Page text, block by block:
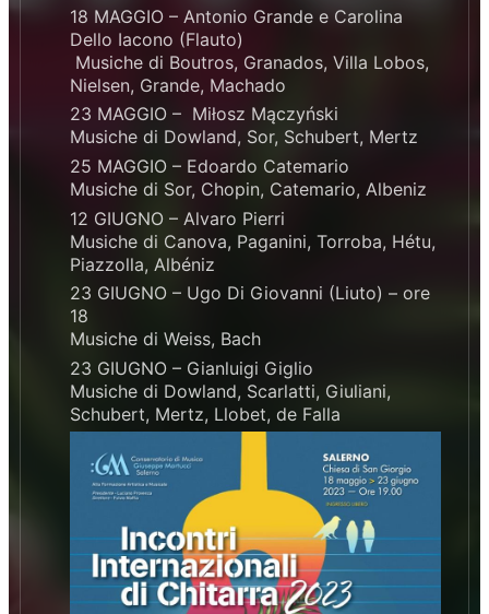
18 MAGGIO – Antonio Grande e Carolina
Dello Iacono (Flauto)
Musiche di Boutros, Granados, Villa Lobos,
Nielsen, Grande, Machado
23 MAGGIO – Miłosz Mączyński
Musiche di Dowland, Sor, Schubert, Mertz
25 MAGGIO – Edoardo Catemario
Musiche di Sor, Chopin, Catemario, Albeniz
12 GIUGNO – Alvaro Pierri
Musiche di Canova, Paganini, Torroba, Hétu,
Piazzolla, Albéniz
23 GIUGNO – Ugo Di Giovanni (Liuto) – ore
18
Musiche di Weiss, Bach
23 GIUGNO – Gianluigi Giglio
Musiche di Dowland, Scarlatti, Giuliani,
Schubert, Mertz, Llobet, de Falla